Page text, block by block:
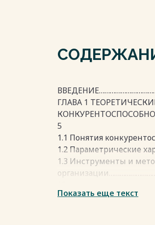
ГЛАВА 1
5
1.1 Понятия
1.2 Параметрические
1.3 Инструменты и
ГЛАВА 2
Показать еще текст